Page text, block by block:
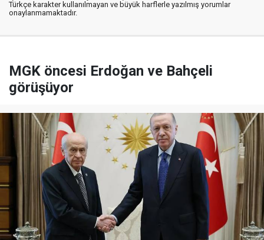
Türkçe karakter kullanılmayan ve büyük harflerle yazılmış yorumlar
onaylanmamaktadır.
MGK öncesi Erdoğan ve Bahçeli
görüşüyor